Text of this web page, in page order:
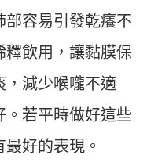
部容易引發乾癢不
釋飲用，讓黏膜保
，減少喉嚨不適
。若平時做好這些
好的表現。